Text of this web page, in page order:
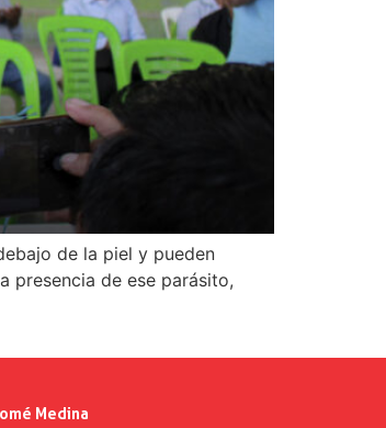
de la piel y pueden
presencia de ese parásito,
Medina